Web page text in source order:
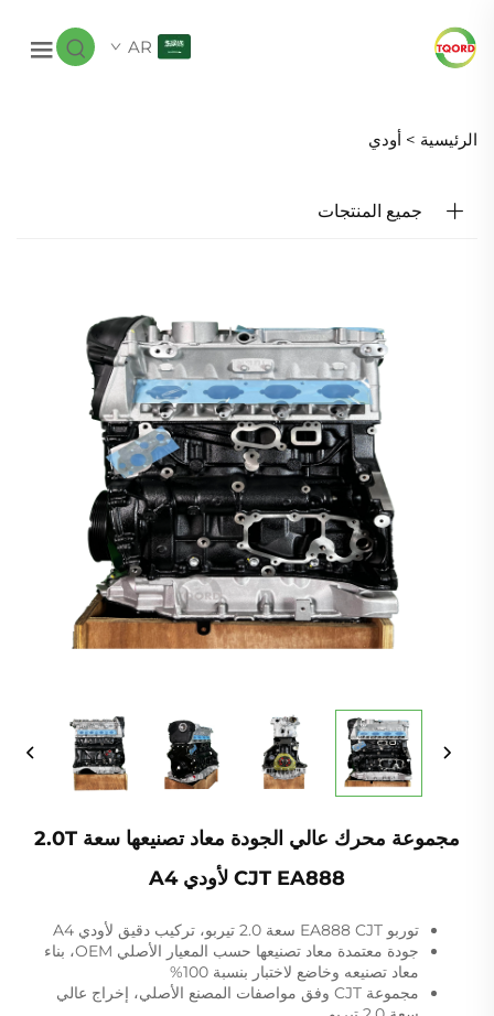
AR
الرئيسية > أودي
جميع المنتجات
مجموعة محرك عالي الجودة معاد تصنيعها سعة 2.0T
CJT EA888 لأودي A4
توربو EA888 CJT سعة 2.0 تيربو، تركيب دقيق لأودي A4
جودة معتمدة معاد تصنيعها حسب المعيار الأصلي OEM، بناء
معاد تصنيعه وخاضع لاختبار بنسبة 100%
مجموعة CJT وفق مواصفات المصنع الأصلي، إخراج عالي